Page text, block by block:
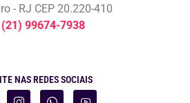
- RJ CEP 20.220-410
(21) 99674-7938
NAS REDES SOCIAIS